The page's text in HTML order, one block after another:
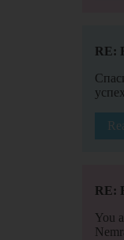
RE:
RE:
You